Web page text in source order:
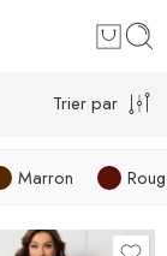
Trier par
Marron